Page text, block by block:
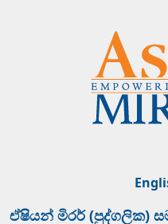
ඒෂියන් මිරර් (පුද්ගලික)